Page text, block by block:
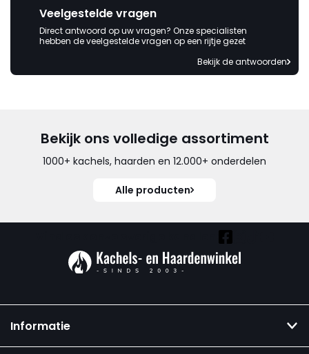
Veelgestelde vragen
Direct antwoord op uw vragen? Onze specialisten
hebben de veelgestelde vragen op een rijtje gezet
Bekijk de antwoorden
Bekijk ons volledige assortiment
1000+ kachels, haarden en 12.000+ onderdelen
Alle producten
Informatie